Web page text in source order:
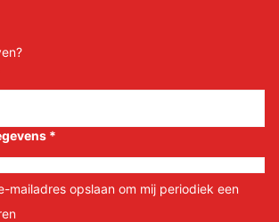
*
mailadres opslaan om mij periodiek een